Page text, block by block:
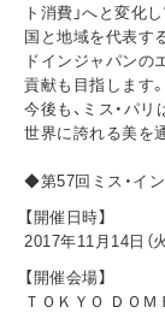
ト消費」へと変化
国と地域を代表す
ドインジャパンの
貢献も目指します。
今後も、ミス・パリ
世界に誇れる美を
◆第57回ミス・イ
【開催日時】
2017年11月14日（
【開催会場】
ＴＯＫＹＯ ＤＯ